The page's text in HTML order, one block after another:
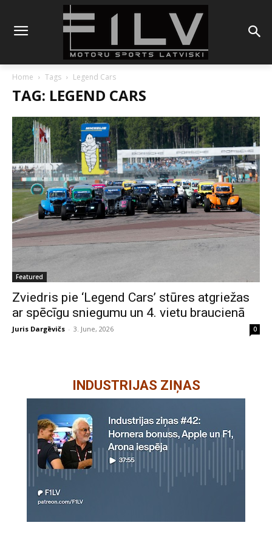
Home Tags Legend Cars
TAG: LEGEND CARS
Featured
Zviedris pie ‘Legend Cars’ stūres atgriežas
ar spēcīgu sniegumu un 4. vietu braucienā
Juris Dargēvičs - 3. June, 2026 0
INDUSTRIJAS ZIŅAS